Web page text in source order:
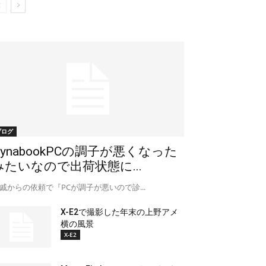
グ
の調子が悪くなった
たいなので出荷状態に...
からの依頼で『PCが調子が悪いので診...
X-E2で撮影した年末の上野アメ
横の風景
X-E2